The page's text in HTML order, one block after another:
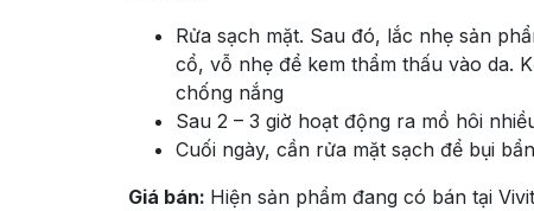
Rửa sạch mặt. Sau đó, lắc nhẹ sản
cổ, vỗ nhẹ để kem thẩm thấu vào da.
chống nắng
Sau 2 – 3 giờ hoạt động ra mồ hôi
Cuối ngày, cần rửa mặt sạch để bụi
Giá bán: Hiện sản phẩm đang có bán tại